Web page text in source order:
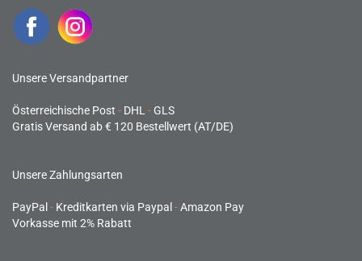
Unsere Versandpartner
Österreichische Post - DHL -GLS
Gratis Versand ab € 120 Bestellwert (AT/DE)
Unsere Zahlungsarten
PayPal - Kreditkarten via Paypal -Amazon Pay
Vorkasse mit 2% Rabatt